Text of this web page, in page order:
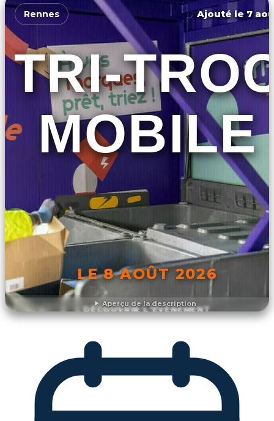
Aperçu de la description
Rennes Ajouté le 7
TRI-
MOBILE
LE 8 AOÛT 2026
DÉCOUVRIR L'ÉVÉNEMENT